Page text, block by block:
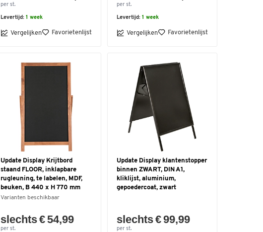
per st.
Levertijd: 1 week
Vergelijken Favorietenlijst
per st.
Levertijd: 1 week
Vergelijken Favorietenlijst
Update Display Krijtbord
staand FLOOR, inklapbare
rugleuning, te labelen, MDF,
beuken, B 440 x H 770 mm
Varianten beschikbaar
slechts € 54,99
per st.
Update Display klantenstopper
binnen ZWART, DIN A1,
kliklijst, aluminium,
gepoedercoat, zwart
slechts € 99,99
per st.